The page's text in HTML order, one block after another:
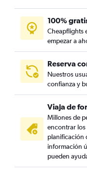
100%
Cheapflights
empezar a
Reserva
Nuestros
confianza y
Viaja de
Millones de
encontrar los
planificación
información
pueden